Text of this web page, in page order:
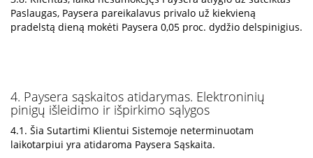
Paslaugas, Paysera pareikalavus privalo už kiekvieną
pradelstą dieną mokėti Paysera 0,05 proc. dydžio delspinigius.
4. Paysera sąskaitos atidarymas. Elektroninių
pinigų išleidimo ir išpirkimo sąlygos
4.1. Šia Sutartimi Klientui Sistemoje neterminuotam
laikotarpiui yra atidaroma Paysera Sąskaita.